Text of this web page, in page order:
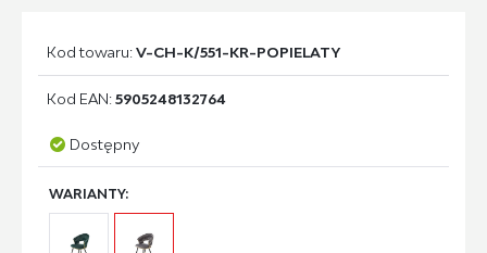
Kod towaru:V-CH-K/551-KR-POPIELATY
Kod EAN:5905248132764
Dostępny
WARIANTY: